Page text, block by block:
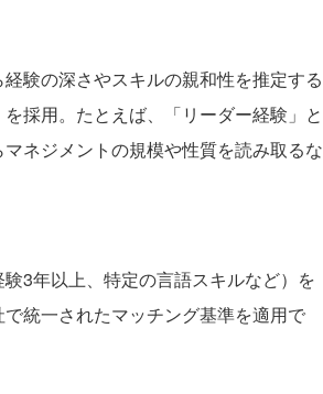
験の深さやスキルの親和性を推定する
採用。たとえば、「リーダー経験」と
ネジメントの規模や性質を読み取るな
3年以上、特定の言語スキルなど）を
統一されたマッチング基準を適用で